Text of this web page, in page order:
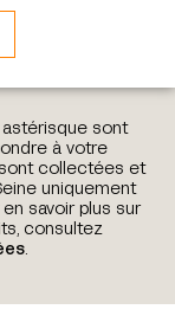
sont
à votre
collectées et
uniquement
savoir plus sur
consultez